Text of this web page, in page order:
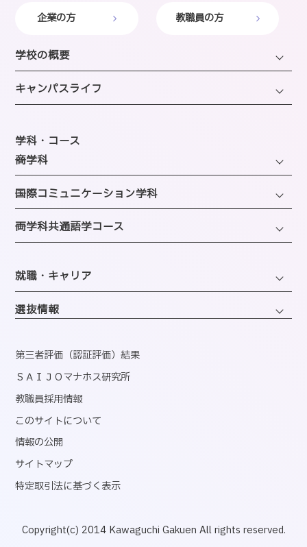
企業の方 教職員の方
学校の概要
学長・理事長挨拶
建学の精神・沿革・校歌
SAIJOの特徴
選ばれる理由
教員紹介
アクセス
キャンパスライフ
年間スケジュール
施設のご紹介
図書館
クラブ＆サークルのご案内
学科・コース
─商学科
ファッション・トレンドコース
ビューティーホスピタリティコース
経営・マーケティングコース
情報・AIライフコース
医療事務コンピュータコース
─国際コミュニケーション学科
観光・エンターテインメントコース
企画・地域ブランディングコース
ホテル・ホスピタリティコース
エアライン・ホスピタリティコース
ブライダル・コーディネートコース
─両学科共通語学コース
韓国語コミュニケーションコース
就職・キャリア
キャリアサポートセンター
資格取得
国内インターンシップ・課外研修
産官学連携
内定者速報
選抜情報
第三者評価（認証評価）結果
ＳＡＩＪＯマナホス研究所
教職員採用情報
このサイトについて
情報の公開
サイトマップ
特定取引法に基づく表示
Copyright(c) 2014 Kawaguchi Gakuen All rights reserved.